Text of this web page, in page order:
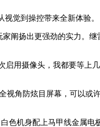
觉到操控带来全新体验。
扬出更强劲的实力。继
用摄像头，我都要等上
角防炫目屏幕，可以或
机身配上马甲线金属电